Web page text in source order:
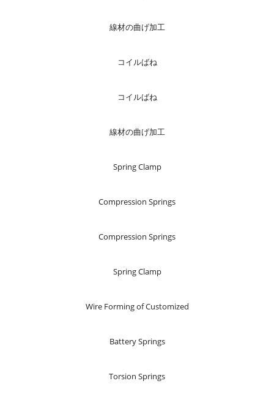
線材の曲げ加工
コイルばね
コイルばね
線材の曲げ加工
Spring Clamp
Compression Springs
Compression Springs
Spring Clamp
Wire Forming of Customized
Battery Springs
Torsion Springs